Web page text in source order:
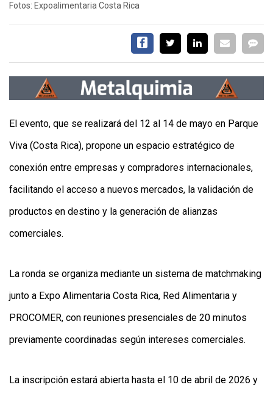
Fotos: Expoalimentaria Costa Rica
El evento, que se realizará del 12 al 14 de mayo en Parque
Viva (Costa Rica), propone un espacio estratégico de
conexión entre empresas y compradores internacionales,
facilitando el acceso a nuevos mercados, la validación de
productos en destino y la generación de alianzas
comerciales.
La ronda se organiza mediante un sistema de matchmaking
junto a Expo Alimentaria Costa Rica, Red Alimentaria y
PROCOMER, con reuniones presenciales de 20 minutos
previamente coordinadas según intereses comerciales.
La inscripción estará abierta hasta el 10 de abril de 2026 y